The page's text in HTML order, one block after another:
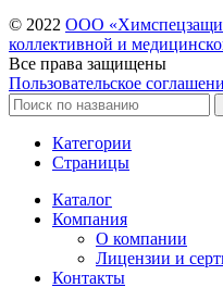
© 2022 ООО
коллективной и
Все права защищены
Пользовательское
Категории
Страницы
Каталог
Компания
О компании
Лицензии и
Контакты